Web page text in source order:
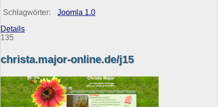
Schlagwörter:
Joomla 1.0
Details
135
christa.major-online.de/j15